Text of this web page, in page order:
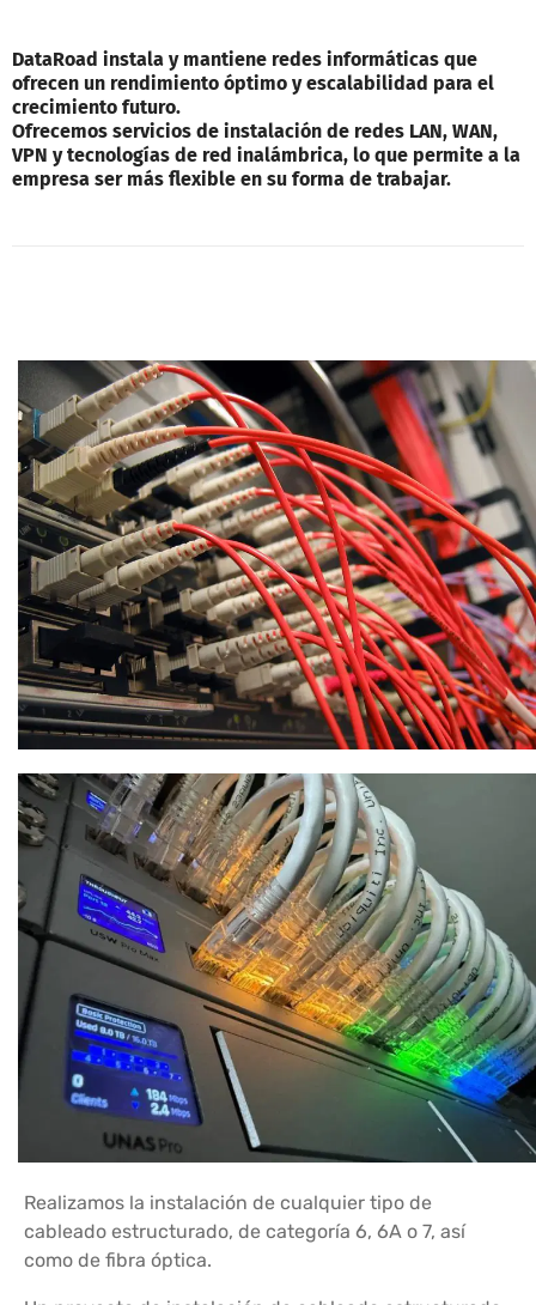
DataRoad instala y mantiene redes informáticas que
ofrecen un rendimiento óptimo y escalabilidad para el
crecimiento futuro.
Ofrecemos servicios de instalación de redes LAN, WAN,
VPN y tecnologías de red inalámbrica, lo que permite a la
empresa ser más flexible en su forma de trabajar.
Realizamos la instalación de cualquier tipo de
cableado estructurado, de categoría 6, 6A o 7, así
como de fibra óptica.